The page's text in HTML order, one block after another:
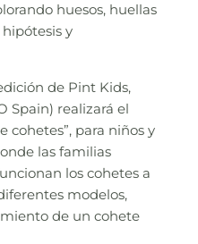
huesos, huellas
y
de Pint Kids,
Spain) realizará el
cohetes”, para niños y
las familias
los cohetes a
modelos,
de un cohete